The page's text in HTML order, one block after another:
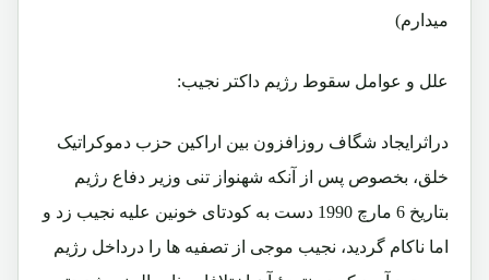
میدارم)
علل و عوامل سقوط رژیم داکتر نجیب:
دراثرایجاد شگاف روزافزون بین اراکین حزب دموکراتیک
خلق، بخصوص پس از آنکه شهنواز تنی وزیر دفاع رژیم
بتاریخ 6 مارچ 1990 دست به کودتای خونین علیه نجیب زد و
اما ناکام گردید، نجیب موجی از تصفیه ها را درداخل رژیم